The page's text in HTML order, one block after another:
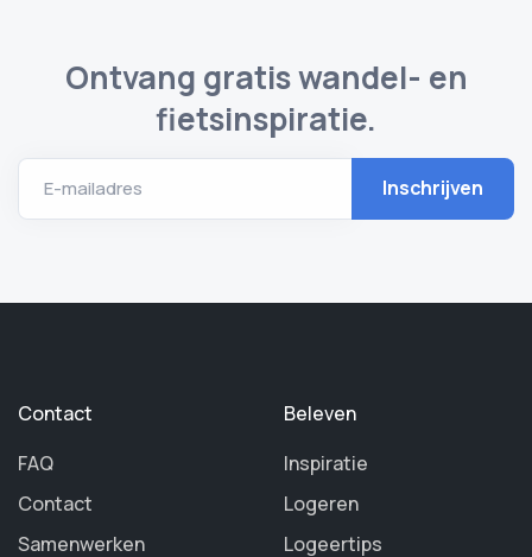
Ontvang gratis wandel- en
fietsinspiratie.
E-mailadres
Contact
FAQ
Contact
Samenwerken
Beleven
Inspiratie
Logeren
Logeertips